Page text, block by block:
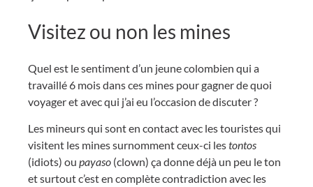
Visitez ou non les mines
Quel est le sentiment d’un jeune colombien qui a
travaillé 6 mois dans ces mines pour gagner de quoi
voyager et avec qui j’ai eu l’occasion de discuter ?
Les mineurs qui sont en contact avec les touristes qui
visitent les mines surnomment ceux-ci lestontos
(idiots) ou payaso (clown) ça donne déjà un peu le ton
et surtout c’est en complète contradiction avec les